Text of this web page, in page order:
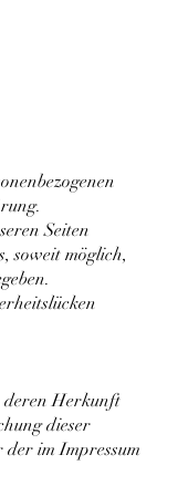
Seiten
soweit möglich,
deren Herkunft
dieser
im Impressum